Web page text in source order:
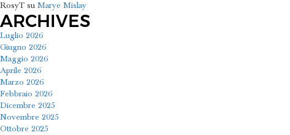
RosyT su Marye Mislay
ARCHIVES
Luglio 2026
Giugno 2026
Maggio 2026
Aprile 2026
Marzo 2026
Febbraio 2026
Dicembre 2025
Novembre 2025
Ottobre 2025